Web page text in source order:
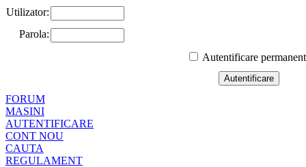
Utilizator:
Parola:
Autentificare
FORUM
MASINI
AUTENTIFICARE
CONT NOU
CAUTA
REGULAMENT